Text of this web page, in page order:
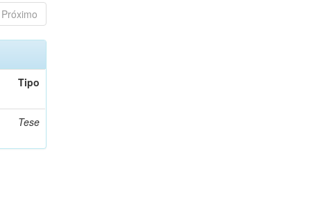
Próximo
Tipo
Tese